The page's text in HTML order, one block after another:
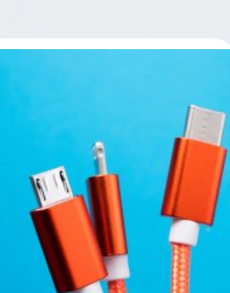
โลโก้ USB Type-C ใหม่
งไฟให้เข้าใจง่ายขึ้น
ช้โลโกใหม่เพื่อรวมแบรนด์ผู้บริโภค
สายเคเบิลมาตรฐาน USB4, USB
Delivery Specifications